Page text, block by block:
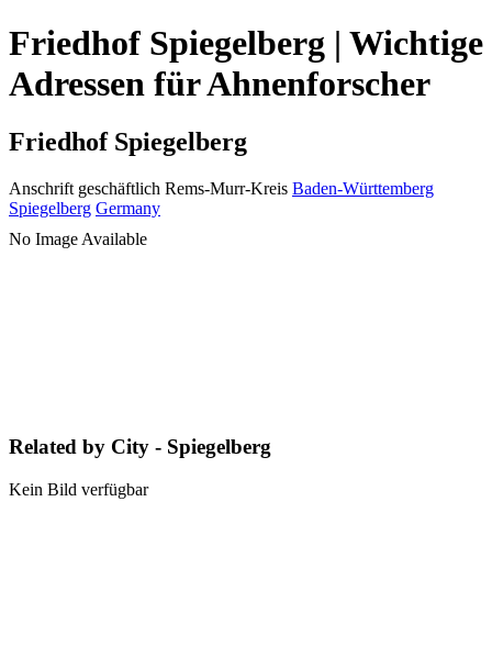
Friedhof Spiegelberg | Wichtige
Adressen für Ahnenforscher
Friedhof Spiegelberg
Anschrift geschäftlich Rems-Murr-Kreis Baden-Württemberg
Spiegelberg Germany
No Image Available
Related by City - Spiegelberg
Kein Bild verfügbar